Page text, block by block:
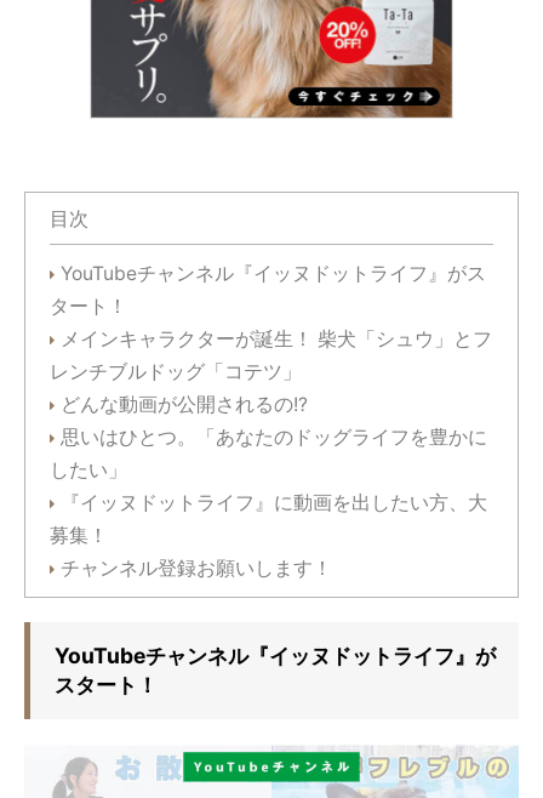
目次
YouTubeチャンネル『イッヌドットライフ』がス
タート！
メインキャラクターが誕生！ 柴犬「シュウ」とフ
レンチブルドッグ「コテツ」
どんな動画が公開されるの!?
思いはひとつ。「あなたのドッグライフを豊かに
したい」
『イッヌドットライフ』に動画を出したい方、大
募集！
チャンネル登録お願いします！
YouTubeチャンネル『イッヌドットライフ』が
スタート！